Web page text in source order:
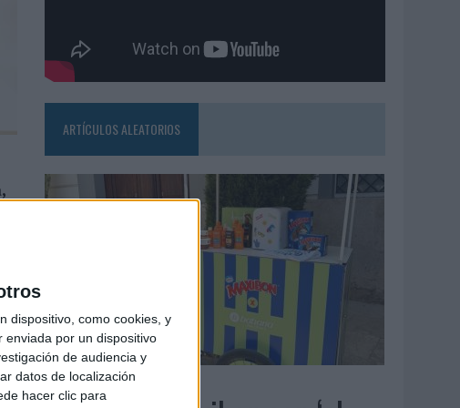
dispositivo, como cookies, y
enviada por un dispositivo
de audiencia y
datos de localización
hacer clic para
,
ARTÍCULOS ALEATORIOS
04/08/2026